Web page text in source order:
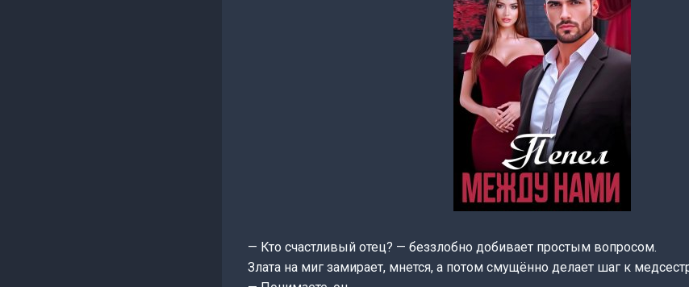
— Кто счастливый отец? — беззлобно добивает простым вопросом.
Злата на миг замирает, мнется, а потом смущённо делает шаг к